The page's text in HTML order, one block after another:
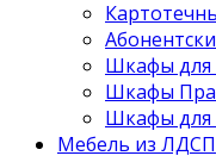
Шкафы для
Шкафы
Шкафы для
Мебель из ЛДСП